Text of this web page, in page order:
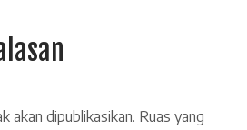
akan dipublikasikan. Ruas yang